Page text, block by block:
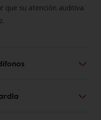
que su atención auditiva